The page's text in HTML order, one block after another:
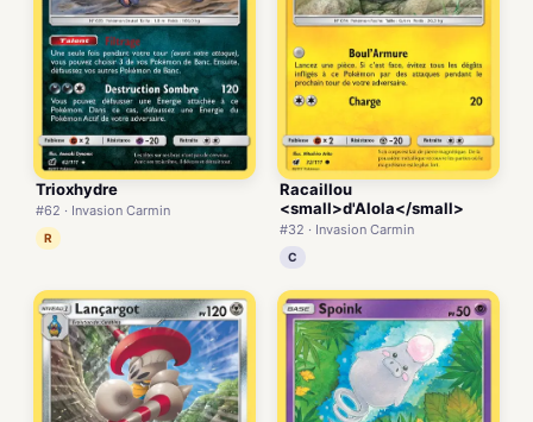
Trioxhydre
#62 · Invasion Carmin
R
Racaillou
<small>d'Alola</small>
#32 · Invasion Carmin
C